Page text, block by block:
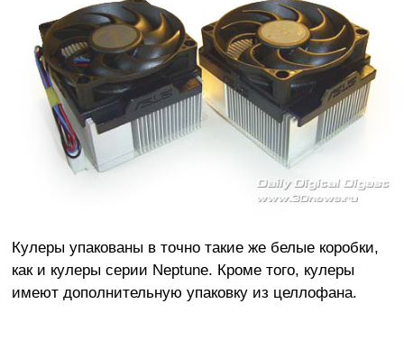
Кулеры упакованы в точно такие же белые коробки,
как и кулеры серии Neptune. Кроме того, кулеры
имеют дополнительную упаковку из целлофана.